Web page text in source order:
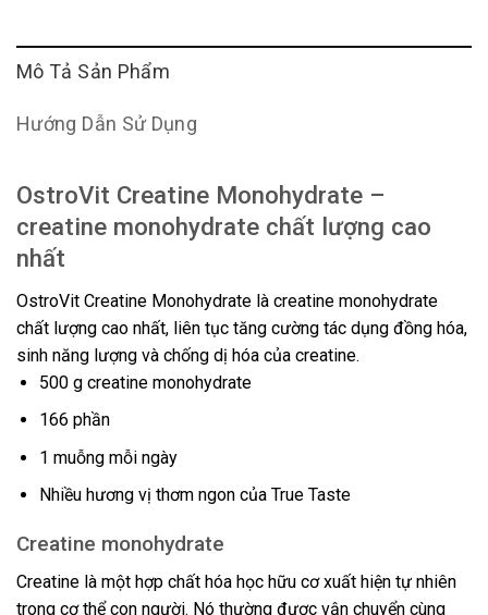
Mô Tả Sản Phẩm
Hướng Dẫn Sử Dụng
OstroVit Creatine Monohydrate –
creatine monohydrate chất lượng cao
nhất
OstroVit Creatine Monohydrate là creatine monohydrate
chất lượng cao nhất, liên tục tăng cường tác dụng đồng hóa,
sinh năng lượng và chống dị hóa của creatine.
500 g creatine monohydrate
166 phần
1 muỗng mỗi ngày
Nhiều hương vị thơm ngon của True Taste
Creatine monohydrate
Creatine là một hợp chất hóa học hữu cơ xuất hiện tự nhiên
trong cơ thể con người. Nó thường được vận chuyển cùng